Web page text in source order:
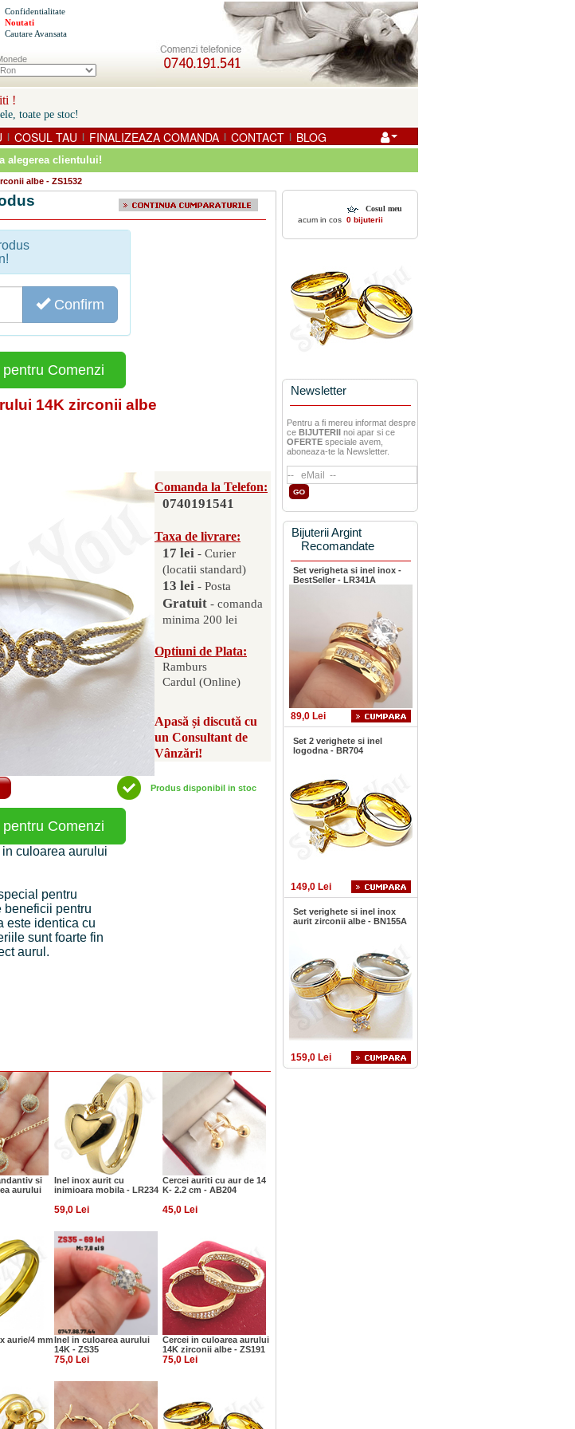
Confidentialitate
Noutati
Cautare Avansata
!
toate pe stoc!
| COSUL TAU | FINALIZEAZA COMANDA | CONTACT | BLOG
alegerea clientului!
albe - ZS1532
Confirm
Comenzi
14K zirconii albe
Comanda la Telefon:
0740191541
Taxa de livrare:
17 lei - Curier
(locatii standard)
13 lei - Posta
Gratuit - comanda
minima 200 lei
Optiuni de Plata:
Ramburs
Cardul (Online)
Apasă și discută cu
un Consultant de
Vânzări!
Produs disponibil in stoc
Comenzi
culoarea aurului
pentru
beneficii pentru
este identica cu
sunt foarte fin
aurul.
si
aurului
Inel inox aurit cu
inimioara mobila - LR234
Cercei auriti cu aur de 14
K- 2.2 cm - AB204
59,0 Lei 45,0 Lei
aurie/4 mmInel in culoarea aurului
14K - ZS35
Cercei in culoarea aurului
14K zirconii albe - ZS191
75,0 Lei 75,0 Lei
Cosul meu
acum in cos 0 bijuterii
Newsletter
Pentru a fi mereu informat despre
ce BIJUTERII noi apar si ce
OFERTE speciale avem,
aboneaza-te la Newsletter.
Bijuterii Argint
Recomandate
Set verigheta si inel inox -
BestSeller - LR341A
89,0 Lei
Set 2 verighete si inel
logodna - BR704
149,0 Lei
Set verighete si inel inox
aurit zirconii albe - BN155A
159,0 Lei